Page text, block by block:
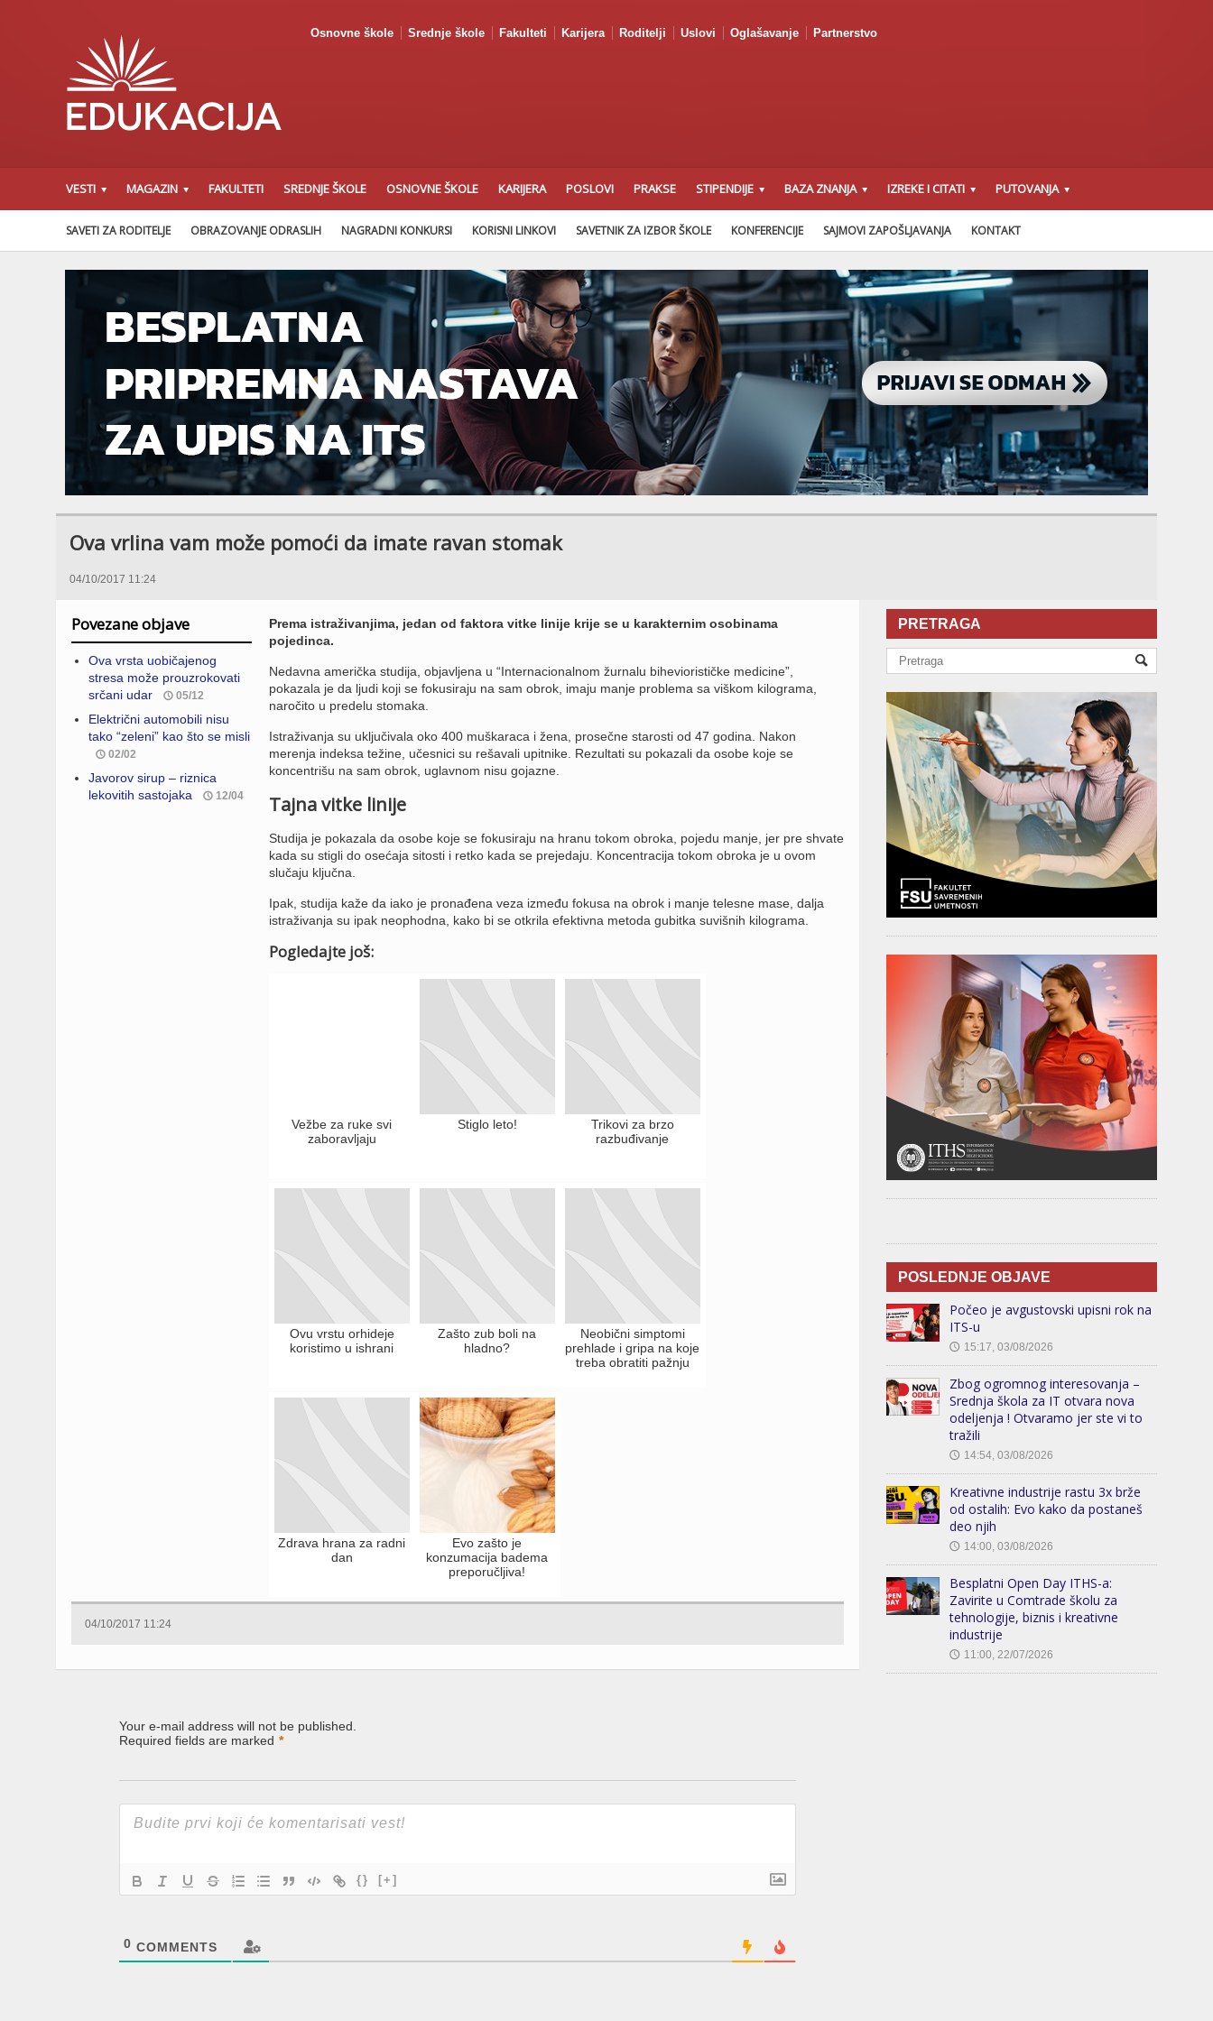
Osnovne škole Srednje škole Fakulteti Karijera Roditelji Uslovi Oglašavanje Partnerstvo
VESTI MAGAZIN FAKULTETI SREDNJE ŠKOLE OSNOVNE ŠKOLE KARIJERA POSLOVI PRAKSE STIPENDIJE BAZA ZNANJA IZREKE I CITATI PUTOVANJA
SAVETI ZA RODITELJE OBRAZOVANJE ODRASLIH NAGRADNI KONKURSI KORISNI LINKOVI SAVETNIK ZA IZBOR ŠKOLE KONFERENCIJE SAJMOVI ZAPOŠLJAVANJA KONTAKT
Ova vrlina vam može pomoći da imate ravan stomak
04/10/2017 11:24
Povezane objave
Ova vrsta uobičajenog
stresa može prouzrokovati
srčani udar
05/12
Električni automobili nisu
tako “zeleni” kao što se misli
02/02
Javorov sirup – riznica
lekovitih sastojaka
12/04
Prema istraživanjima, jedan od faktora vitke linije krije se u karakternim osobinama
pojedinca.
Nedavna američka studija, objavljena u “Internacionalnom žurnalu biheviorističke medicine”,
pokazala je da ljudi koji se fokusiraju na sam obrok, imaju manje problema sa viškom kilograma,
naročito u predelu stomaka.
Istraživanja su uključivala oko 400 muškaraca i žena, prosečne starosti od 47 godina. Nakon
merenja indeksa težine, učesnici su rešavali upitnike. Rezultati su pokazali da osobe koje se
koncentrišu na sam obrok, uglavnom nisu gojazne.
Tajna vitke linije
Studija je pokazala da osobe koje se fokusiraju na hranu tokom obroka, pojedu manje, jer pre shvate
kada su stigli do osećaja sitosti i retko kada se prejedaju. Koncentracija tokom obroka je u ovom
slučaju ključna.
Ipak, studija kaže da iako je pronađena veza između fokusa na obrok i manje telesne mase, dalja
istraživanja su ipak neophodna, kako bi se otkrila efektivna metoda gubitka suvišnih kilograma.
Pogledajte još:
Vežbe za ruke svi
zaboravljaju
Stiglo leto!
Trikovi za brzo
razbuđivanje
Ovu vrstu orhideje
koristimo u ishrani
Zašto zub boli na
hladno?
Neobični simptomi
prehlade i gripa na koje
treba obratiti pažnju
Zdrava hrana za radni
dan
Evo zašto je
konzumacija badema
preporučljiva!
04/10/2017 11:24
Your e-mail address will not be published.
Required fields are marked *
{} [+]
0 COMMENTS
PRETRAGA
POSLEDNJE OBJAVE
Počeo je avgustovski upisni rok na
ITS-u
🕔 15:17, 03/08/2026
Zbog ogromnog interesovanja –
Srednja škola za IT otvara nova
odeljenja ! Otvaramo jer ste vi to
tražili
🕔 14:54, 03/08/2026
Kreativne industrije rastu 3x brže
od ostalih: Evo kako da postaneš
deo njih
🕔 14:00, 03/08/2026
Besplatni Open Day ITHS-a:
Zavirite u Comtrade školu za
tehnologije, biznis i kreativne
industrije
🕔 11:00, 22/07/2026